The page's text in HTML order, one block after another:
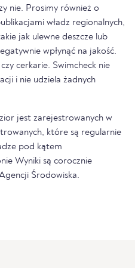
nie. Prosimy również o
władz regionalnych,
jak ulewne deszcze lub
wpłynąć na jakość.
cerkarie. Swimcheck nie
i nie udziela żadnych
jest zarejestrowanych w
które są regularnie
pod kątem
Wyniki są corocznie
Środowiska.